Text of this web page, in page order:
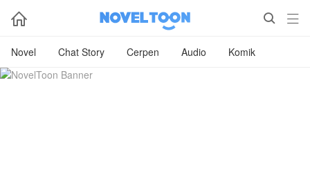
  
Novel Chat Story Cerpen Audio Komik